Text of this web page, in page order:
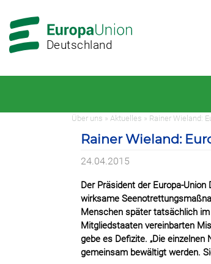
Hauptnavigation
Hauptbereich
Deutschland
Über uns » Aktuelles » Rainer Wieland:
Rainer Wieland:
24.04.2015
Der Präsident der Europa-
wirksame
Menschen später tatsächlich
Mitgliedstaaten vereinbarten
gebe es Defizite. „Die
gemeinsam bewältigt werden.